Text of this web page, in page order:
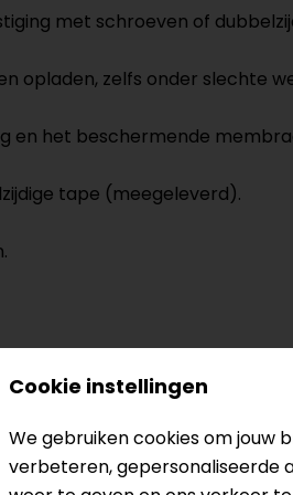
met schroeven of
opladen, zelfs onder slechte
en het beschermende
tape (meegeleverd).
Cookie instellingen
We gebruiken cookies om jouw
verbeteren, gepersonaliseerde